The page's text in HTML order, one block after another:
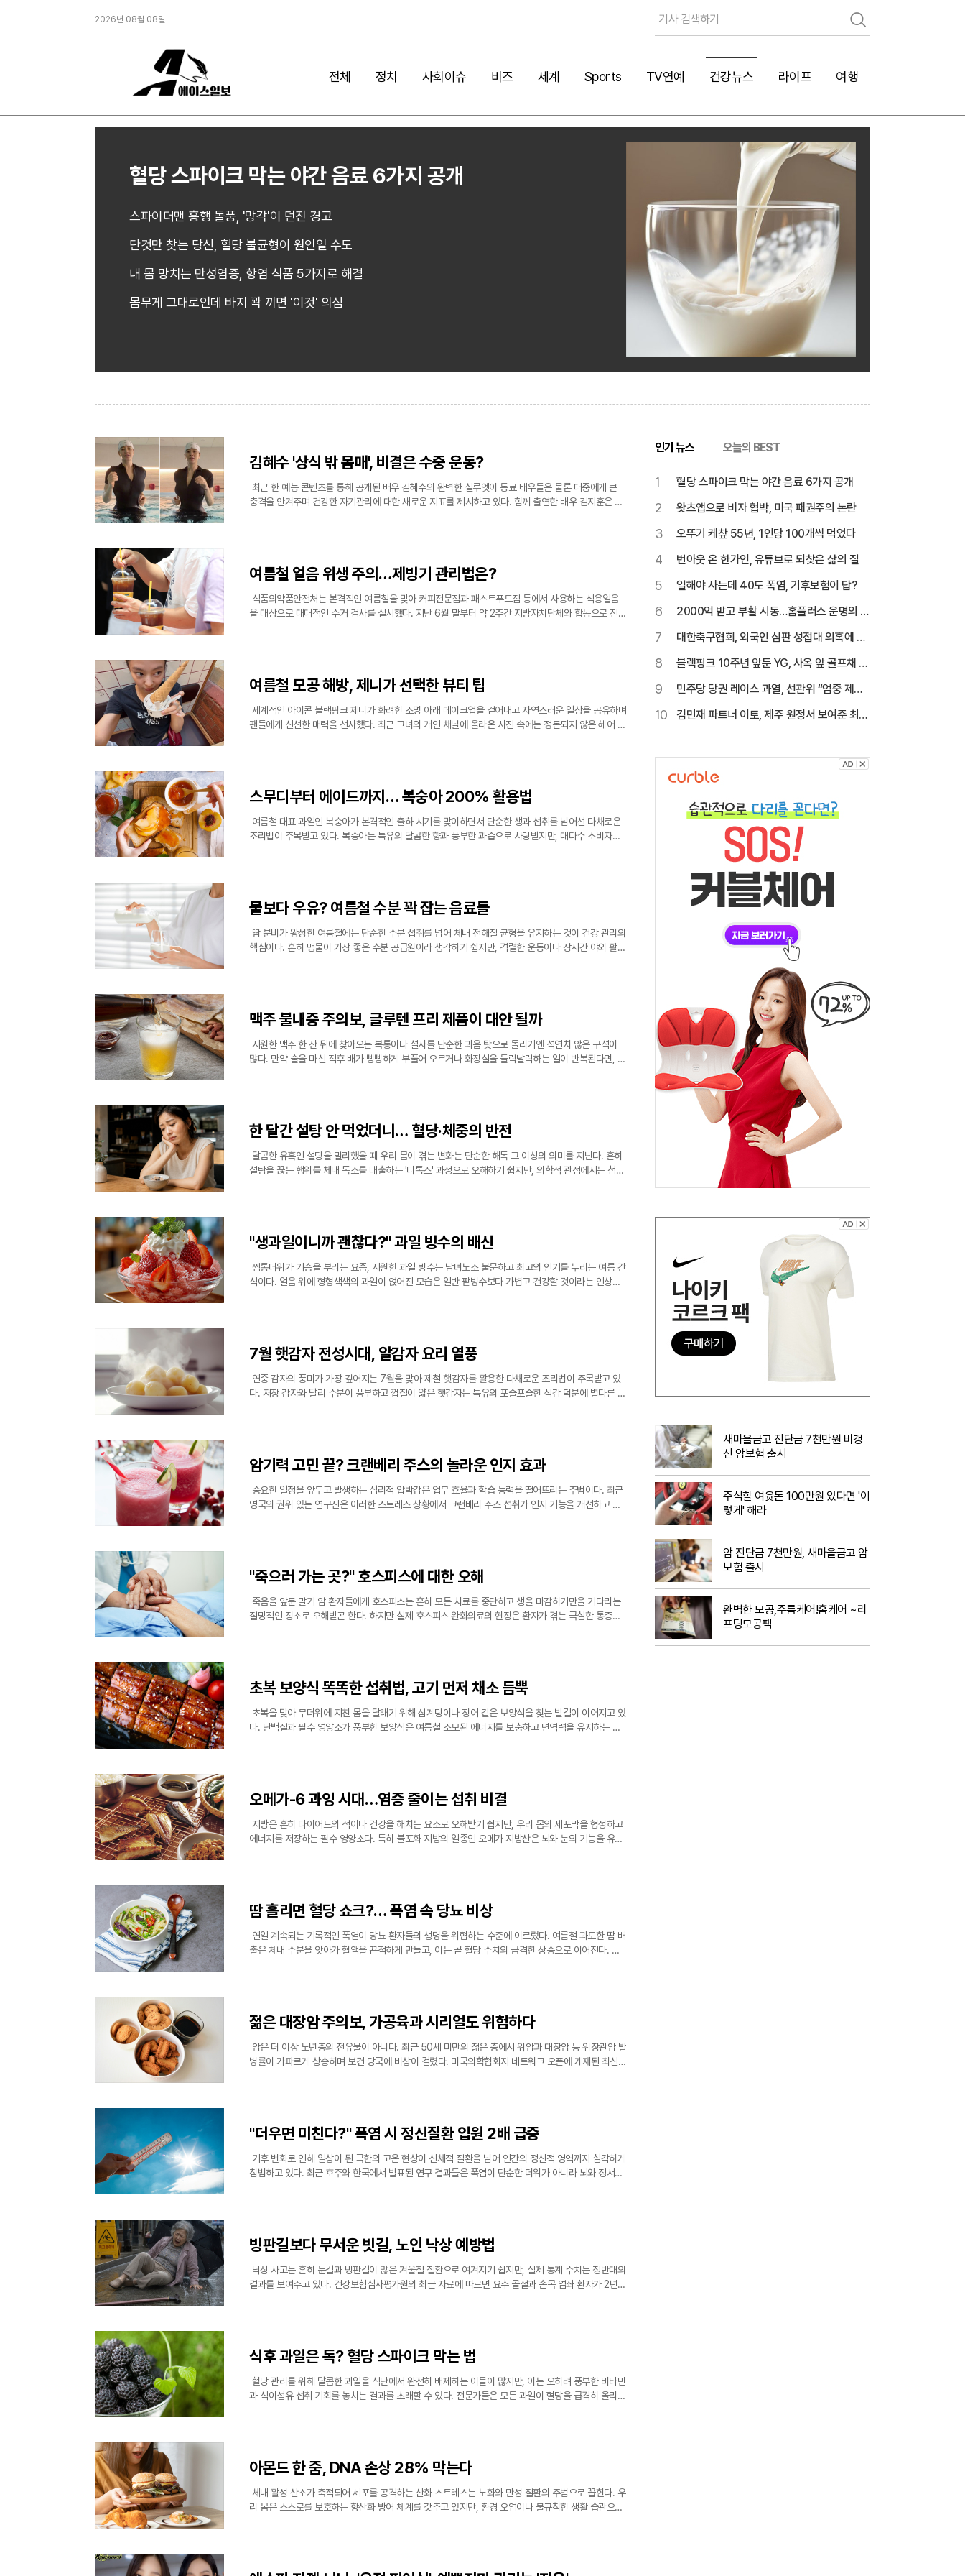
검
색
2026년 08월 08일
전체 정치 사회이슈 비즈 세계 Sports TV연예 건강뉴스 라이프 여행
혈당 스파이크 막는 야간 음료 6가지 공개
스파이더맨 흥행 돌풍, '망각'이 던진 경고
단것만 찾는 당신, 혈당 불균형이 원인일 수도
내 몸 망치는 만성염증, 항염 식품 5가지로 해결
몸무게 그대로인데 바지 꽉 끼면 '이것' 의심
김혜수 '상식 밖 몸매', 비결은 수중 운동?
최근 한 예능 콘텐츠를 통해 공개된 배우 김혜수의 완벽한 실루엣이 동료 배우들은 물론 대중에게 큰
충격을 안겨주며 건강한 자기관리에 대한 새로운 지표를 제시하고 있다. 함께 출연한 배우 김지훈은 김
여름철 얼음 위생 주의…제빙기 관리법은?
식품의약품안전처는 본격적인 여름철을 맞아 커피전문점과 패스트푸드점 등에서 사용하는 식용얼음
을 대상으로 대대적인 수거 검사를 실시했다. 지난 6월 말부터 약 2주간 지방자치단체와 합동으로 진행
여름철 모공 해방, 제니가 선택한 뷰티 팁
세계적인 아이콘 블랙핑크 제니가 화려한 조명 아래 메이크업을 걷어내고 자연스러운 일상을 공유하며
팬들에게 신선한 매력을 선사했다. 최근 그녀의 개인 채널에 올라온 사진 속에는 정돈되지 않은 헤어 스
스무디부터 에이드까지… 복숭아 200% 활용법
여름철 대표 과일인 복숭아가 본격적인 출하 시기를 맞이하면서 단순한 생과 섭취를 넘어선 다채로운
조리법이 주목받고 있다. 복숭아는 특유의 달콤한 향과 풍부한 과즙으로 사랑받지만, 대다수 소비자가
물보다 우유? 여름철 수분 꽉 잡는 음료들
땀 분비가 왕성한 여름철에는 단순한 수분 섭취를 넘어 체내 전해질 균형을 유지하는 것이 건강 관리의
핵심이다. 흔히 맹물이 가장 좋은 수분 공급원이라 생각하기 쉽지만, 격렬한 운동이나 장시간 야외 활동
맥주 불내증 주의보, 글루텐 프리 제품이 대안 될까
시원한 맥주 한 잔 뒤에 찾아오는 복통이나 설사를 단순한 과음 탓으로 돌리기엔 석연치 않은 구석이
많다. 만약 술을 마신 직후 배가 빵빵하게 부풀어 오르거나 화장실을 들락날락하는 일이 반복된다면, 이
한 달간 설탕 안 먹었더니… 혈당·체중의 반전
달콤한 유혹인 설탕을 멀리했을 때 우리 몸이 겪는 변화는 단순한 해독 그 이상의 의미를 지닌다. 흔히
설탕을 끊는 행위를 체내 독소를 배출하는 '디톡스' 과정으로 오해하기 쉽지만, 의학적 관점에서는 첨가
"생과일이니까 괜찮다?" 과일 빙수의 배신
찜통더위가 기승을 부리는 요즘, 시원한 과일 빙수는 남녀노소 불문하고 최고의 인기를 누리는 여름 간
식이다. 얼음 위에 형형색색의 과일이 얹어진 모습은 일반 팥빙수보다 가볍고 건강할 것이라는 인상을
7월 햇감자 전성시대, 알감자 요리 열풍
연중 감자의 풍미가 가장 깊어지는 7월을 맞아 제철 햇감자를 활용한 다채로운 조리법이 주목받고 있
다. 저장 감자와 달리 수분이 풍부하고 껍질이 얇은 햇감자는 특유의 포슬포슬한 식감 덕분에 별다른 기
암기력 고민 끝? 크랜베리 주스의 놀라운 인지 효과
중요한 일정을 앞두고 발생하는 심리적 압박감은 업무 효율과 학습 능력을 떨어뜨리는 주범이다. 최근
영국의 권위 있는 연구진은 이러한 스트레스 상황에서 크랜베리 주스 섭취가 인지 기능을 개선하고 정
"죽으러 가는 곳?" 호스피스에 대한 오해
죽음을 앞둔 말기 암 환자들에게 호스피스는 흔히 모든 치료를 중단하고 생을 마감하기만을 기다리는
절망적인 장소로 오해받곤 한다. 하지만 실제 호스피스 완화의료의 현장은 환자가 겪는 극심한 통증과
초복 보양식 똑똑한 섭취법, 고기 먼저 채소 듬뿍
초복을 맞아 무더위에 지친 몸을 달래기 위해 삼계탕이나 장어 같은 보양식을 찾는 발길이 이어지고 있
다. 단백질과 필수 영양소가 풍부한 보양식은 여름철 소모된 에너지를 보충하고 면역력을 유지하는 데
오메가-6 과잉 시대…염증 줄이는 섭취 비결
지방은 흔히 다이어트의 적이나 건강을 해치는 요소로 오해받기 쉽지만, 우리 몸의 세포막을 형성하고
에너지를 저장하는 필수 영양소다. 특히 불포화 지방의 일종인 오메가 지방산은 뇌와 눈의 기능을 유지
땀 흘리면 혈당 쇼크?… 폭염 속 당뇨 비상
연일 계속되는 기록적인 폭염이 당뇨 환자들의 생명을 위협하는 수준에 이르렀다. 여름철 과도한 땀 배
출은 체내 수분을 앗아가 혈액을 끈적하게 만들고, 이는 곧 혈당 수치의 급격한 상승으로 이어진다. 특
젊은 대장암 주의보, 가공육과 시리얼도 위험하다
암은 더 이상 노년층의 전유물이 아니다. 최근 50세 미만의 젊은 층에서 위암과 대장암 등 위장관암 발
병률이 가파르게 상승하며 보건 당국에 비상이 걸렸다. 미국의학협회지 네트워크 오픈에 게재된 최신
"더우면 미친다?" 폭염 시 정신질환 입원 2배 급증
기후 변화로 인해 일상이 된 극한의 고온 현상이 신체적 질환을 넘어 인간의 정신적 영역까지 심각하게
침범하고 있다. 최근 호주와 한국에서 발표된 연구 결과들은 폭염이 단순한 더위가 아니라 뇌와 정서에
빙판길보다 무서운 빗길, 노인 낙상 예방법
낙상 사고는 흔히 눈길과 빙판길이 많은 겨울철 질환으로 여겨지기 쉽지만, 실제 통계 수치는 정반대의
결과를 보여주고 있다. 건강보험심사평가원의 최근 자료에 따르면 요추 골절과 손목 염좌 환자가 2년
식후 과일은 독? 혈당 스파이크 막는 법
혈당 관리를 위해 달콤한 과일을 식단에서 완전히 배제하는 이들이 많지만, 이는 오히려 풍부한 비타민
과 식이섬유 섭취 기회를 놓치는 결과를 초래할 수 있다. 전문가들은 모든 과일이 혈당을 급격히 올리는
아몬드 한 줌, DNA 손상 28% 막는다
체내 활성 산소가 축적되어 세포를 공격하는 산화 스트레스는 노화와 만성 질환의 주범으로 꼽힌다. 우
리 몸은 스스로를 보호하는 항산화 방어 체계를 갖추고 있지만, 환경 오염이나 불규칙한 생활 습관으로
인기 뉴스 오늘의 BEST
1 혈당 스파이크 막는 야간 음료 6가지 공개
2 왓츠앱으로 비자 협박, 미국 패권주의 논란
3 오뚜기 케챂 55년, 1인당 100개씩 먹었다
4 번아웃 온 한가인, 유튜브로 되찾은 삶의 질
5 일해야 사는데 40도 폭염, 기후보험이 답?
6
2000억 받고 부활 시동…홈플러스 운명의 한
달
7
대한축구협회, 외국인 심판 성접대 의혹에 축
구팬 ‘폭발’
8
블랙핑크 10주년 앞둔 YG, 사옥 앞 골프채 소
동까지
9
민주당 당권 레이스 과열, 선관위 “엄중 제재”
경고
10
김민재 파트너 이토, 제주 원정서 보여준 최악
새마을금고 진단금 7천만원 비갱
신 암보험 출시
주식할 여윳돈 100만원 있다면 '이
렇게' 해라
암 진단금 7천만원, 새마을금고 암
보험 출시
완벽한 모공,주름케어!홈케어 ~리
프팅모공팩